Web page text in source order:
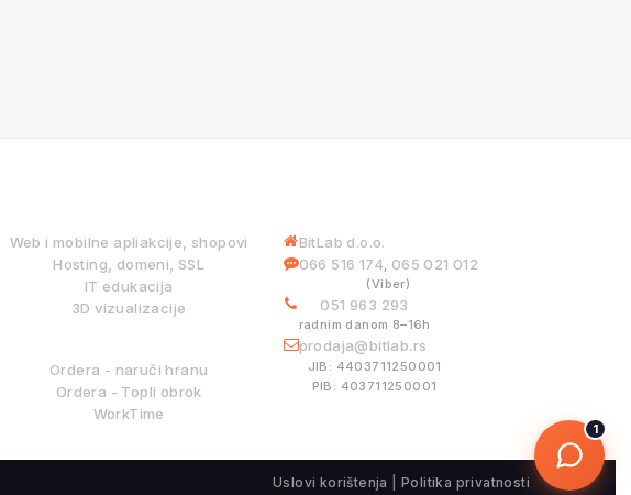
Web i mobilne apliakcije, shopovi
Hosting, domeni, SSL
IT edukacija
3D vizualizacije
Ordera - naruči hranu
Ordera - Topli obrok
WorkTime
BitLab d.o.o.
066 516 174, 065 021 012
(Viber)
051 963 293
radnim danom 8–16h
prodaja@bitlab.rs
JIB: 4403711250001
PIB: 403711250001
Uslovi korištenja Politika privatnosti
1